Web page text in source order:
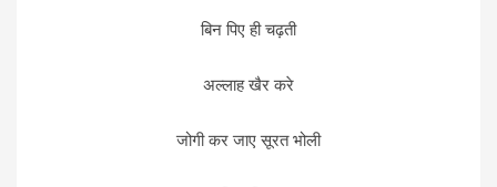
बिन पिए ही चढ़ती
अल्लाह खैर करे
जोगी कर जाए सूरत भोली